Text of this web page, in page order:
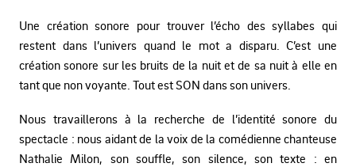
Une création sonore pour trouver l’écho des syllabes qui
restent dans l’univers quand le mot a disparu. C’est une
création sonore sur les bruits de la nuit et de sa nuit à elle en
tant que non voyante. Tout est SON dans son univers.
Nous travaillerons à la recherche de l’identité sonore du
spectacle : nous aidant de la voix de la comédienne chanteuse
Nathalie Milon, son souffle, son silence, son texte : en